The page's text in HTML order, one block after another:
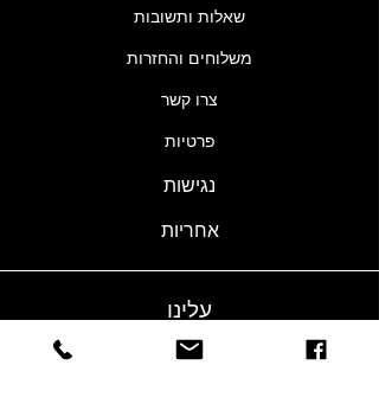
שאלות ותשובות
משלוחים והחזרות
צרו קשר
פרטיות
נגישות
אחריות
עלינו
הסיפור שלנו